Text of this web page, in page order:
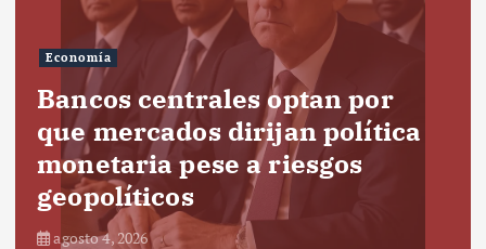
Economía
Bancos centrales optan por
que mercados dirijan política
monetaria pese a riesgos
geopolíticos
agosto 4, 2026